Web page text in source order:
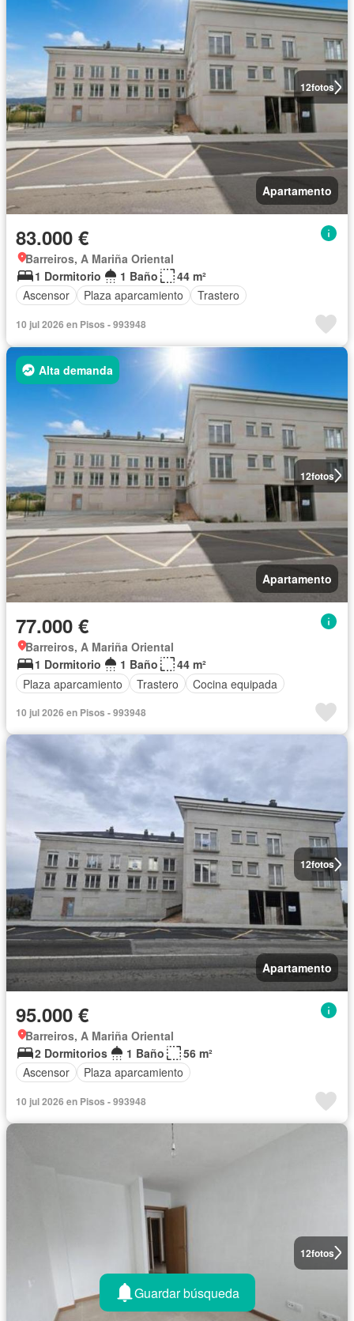
12fotos
Apartamento
83.000 €
Barreiros, A Mariña Oriental
1 Dormitorio
1 Baño
44 m²
Ascensor
Plaza aparcamiento Trastero
10 jul 2026 en Pisos - 993948
12fotos
Alta demanda
Apartamento
77.000 €
Barreiros, A Mariña Oriental
1 Dormitorio
1 Baño
44 m²
Plaza aparcamiento
Trastero Cocina equipada
10 jul 2026 en Pisos - 993948
12fotos
Apartamento
95.000 €
Barreiros, A Mariña Oriental
2 Dormitorios
1 Baño
56 m²
Ascensor
Plaza aparcamiento
10 jul 2026 en Pisos - 993948
12fotos
Guardar búsqueda